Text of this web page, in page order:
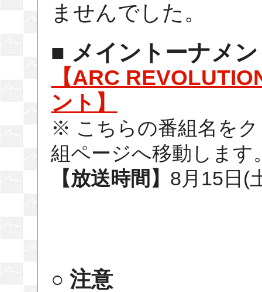
ませんでした。
■ メイントーナメ
【ARC
ント】
※ こちらの番組名を
組ページへ移動します
【放送時間】 8月15日(
○ 注意